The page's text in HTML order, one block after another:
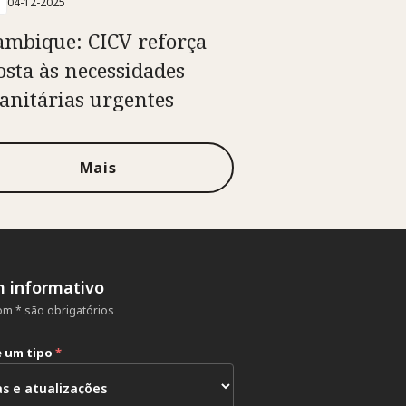
CICV reforça
às necessidades
urgentes
Mais
informativo
* são obrigatórios
um tipo *